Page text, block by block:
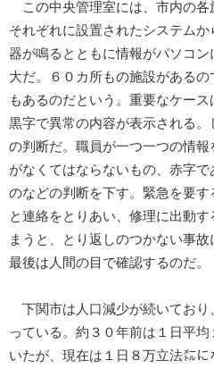
この中央管理室には、市内の各
それぞれに設置されたシステム
器が鳴るとともに情報がパソコ
大だ。６０カ所もの施設がある
もあるのだという。重要なケー
黒字で異常の内容が表示される
の判断だ。職員が一つ一つの情
がなくてはならないもの、赤字
のなどの判断を下す。緊急を要
と連絡をとりあい、修理に出動
まうと、とり返しのつかない事
最後は人間の目で確認するのだ。
下関市は人口減少が続いており
っている。約３０年前は１日平
いたが、現在は１日８万立法㍍